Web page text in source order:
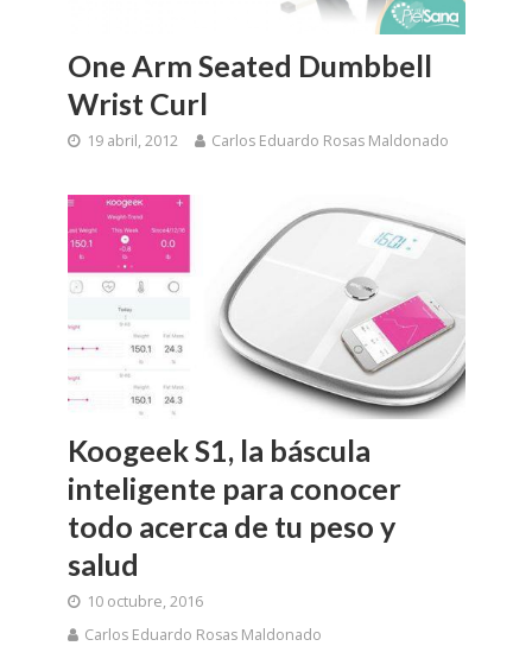
One Arm Seated Dumbbell
Wrist Curl
19 abril, 2012 Carlos Eduardo Rosas Maldonado
Koogeek S1, la báscula
inteligente para conocer
todo acerca de tu peso y
salud
10 octubre, 2016
Carlos Eduardo Rosas Maldonado